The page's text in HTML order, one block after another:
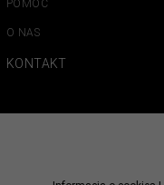
POMOC
O NAS
KONTAKT